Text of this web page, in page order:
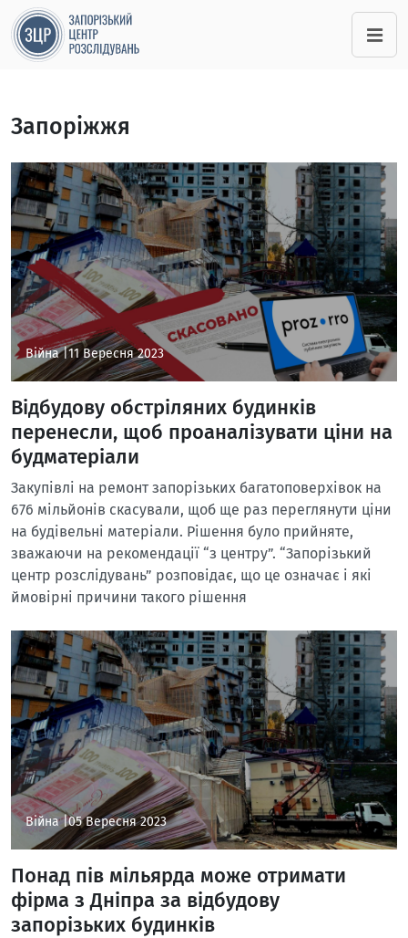
Запоріжжя
Війна |11 Вересня 2023
Відбудову обстріляних будинків
перенесли, щоб проаналізувати ціни на
будматеріали
Закупівлі на ремонт запорізьких багатоповерхівок на
676 мільйонів скасували, щоб ще раз переглянути ціни
на будівельні матеріали. Рішення було прийняте,
зважаючи на рекомендації “з центру”. “Запорізький
центр розслідувань” розповідає, що це означає і які
ймовірні причини такого рішення
Війна |05 Вересня 2023
Понад пів мільярда може отримати
фірма з Дніпра за відбудову
запорізьких будинків